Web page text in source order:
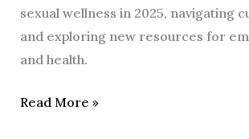
sexual wellness in 2025, navigating
and exploring new resources for
and health.
2025
Read More »